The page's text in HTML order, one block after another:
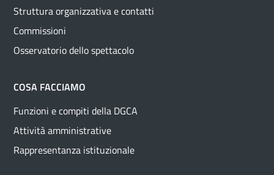
Struttura organizzativa e contatti
Commissioni
Osservatorio dello spettacolo
COSA FACCIAMO
Funzioni e compiti della DGCA
Attività amministrative
Rappresentanza istituzionale